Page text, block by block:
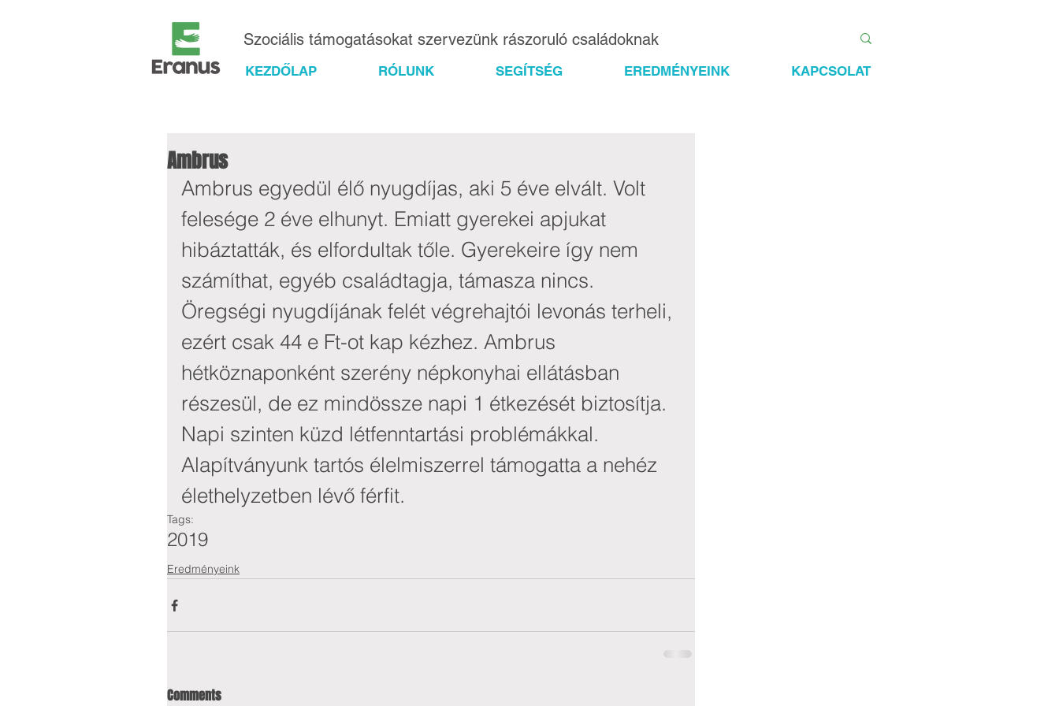
Szociális támogatásokat szervezünk rászoruló családoknak
KEZDŐLAP RÓLUNK SEGÍTSÉG EREDMÉNYEINK KAPCSOLAT
Ambrus
Ambrus egyedül élő nyugdíjas, aki 5 éve elvált. Volt
felesége 2 éve elhunyt. Emiatt gyerekei apjukat
hibáztatták, és elfordultak tőle. Gyerekeire így nem
számíthat, egyéb családtagja, támasza nincs.
Öregségi nyugdíjának felét végrehajtói levonás terheli,
ezért csak 44 e Ft-ot kap kézhez. Ambrus
hétköznaponként szerény népkonyhai ellátásban
részesül, de ez mindössze napi 1 étkezését biztosítja.
Napi szinten küzd létfenntartási problémákkal.
Alapítványunk tartós élelmiszerrel támogatta a nehéz
élethelyzetben lévő férfit.
Tags:
2019
Eredményeink
Comments